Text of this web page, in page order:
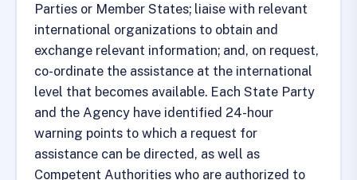
Parties or Member States; liaise with relevant
international organizations to obtain and
exchange relevant information; and, on request,
co-ordinate the assistance at the international
level that becomes available. Each State Party
and the Agency have identified 24-hour
warning points to which a request for
assistance can be directed, as well as
Competent Authorities who are authorized to